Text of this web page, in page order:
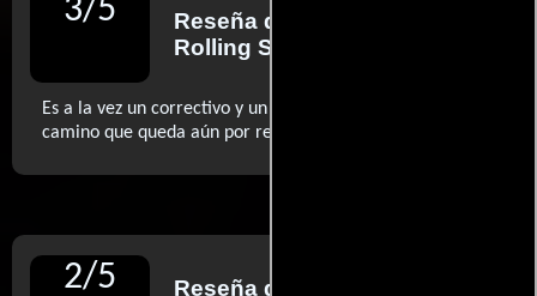
3/5 Reseña de
Rolling Stone
Es a la vez un correctivo y un recordatorio de todo el
camino que queda aún por recorrer (…)
2/5 Reseña de